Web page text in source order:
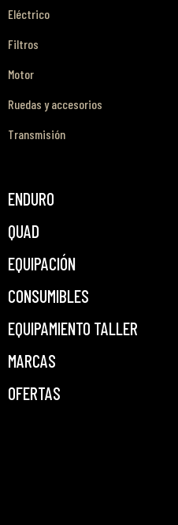
Eléctrico
Filtros
Motor
Ruedas y accesorios
Transmisión
ENDURO
QUAD
EQUIPACIÓN
CONSUMIBLES
EQUIPAMIENTO TALLER
MARCAS
OFERTAS